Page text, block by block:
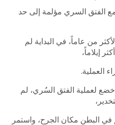
مع الفتق السري مؤلمة إلى حد
من عاماً، في البداية لم
إيلاماً،
العملية.
لعملية الفتق السُري، لم
في البطن مكان الجرح، واستمر